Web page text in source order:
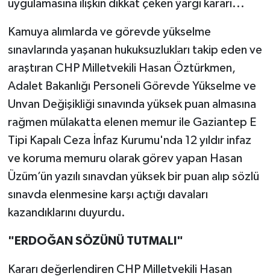
uygulamasına ilişkin dikkat çeken yargı kararı...
Kamuya alımlarda ve görevde yükselme
sınavlarında yaşanan hukuksuzlukları takip eden ve
araştıran CHP Milletvekili Hasan Öztürkmen,
Adalet Bakanlığı Personeli Görevde Yükselme ve
Unvan Değişikliği sınavında yüksek puan almasına
rağmen mülakatta elenen memur ile Gaziantep E
Tipi Kapalı Ceza İnfaz Kurumu'nda 12 yıldır infaz
ve koruma memuru olarak görev yapan Hasan
Üzüm’ün yazılı sınavdan yüksek bir puan alıp sözlü
sınavda elenmesine karşı açtığı davaları
kazandıklarını duyurdu.
"ERDOĞAN SÖZÜNÜ TUTMALI"
Kararı değerlendiren CHP Milletvekili Hasan
SPOR
TARİH
TEKNOLOJİ
YAŞAM